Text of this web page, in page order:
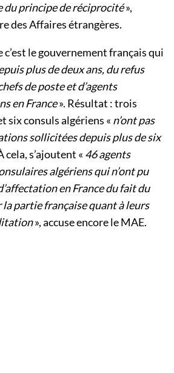
du principe de réciprocité»,
des Affaires étrangères.
c’est le gouvernement français qui
plus de deux ans, du refus
de poste et d’agents
en France». Résultat : trois
six consuls algériens « n’ont pas
sollicitées depuis plus de six
s’ajoutent « 46 agents
algériens qui n’ont pu
en France du fait du
la partie française quant à leurs
», accuse encore le MAE.